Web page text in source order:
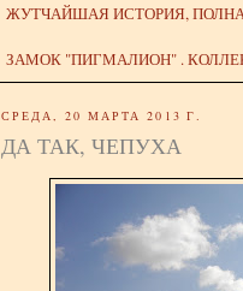
ЖУТЧАЙШАЯ ИСТОРИЯ,
ЗАМОК "ПИГМАЛИОН" .
СРЕДА, 20 МАРТА 2013 Г.
ДА ТАК, ЧЕПУХА